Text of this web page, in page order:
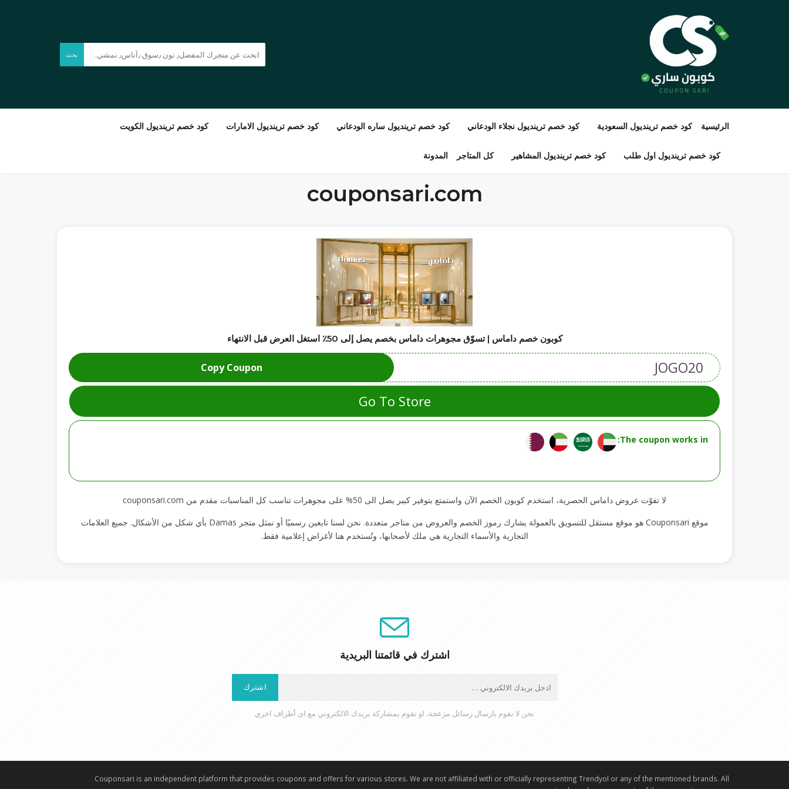
بحث
الرئيسية كود خصم ترينديول السعودية كود خصم ترينديول نجلاء الودعاني كود خصم ترينديول ساره الودعاني كود خصم ترينديول الامارات كود خصم ترينديول الكويت
كود خصم ترينديول اول طلب كود خصم ترينديول المشاهير كل المتاجر المدونة
couponsari.com
كوبون خصم داماس | تسوّق مجوهرات داماس بخصم يصل إلى 50٪ استغل العرض قبل الانتهاء
JOGO20
Copy Coupon
Go To Store
The coupon works in:
لا تفوّت عروض داماس الحصرية، استخدم كوبون الخصم الآن واستمتع بتوفير كبير يصل الى 50% على مجوهرات تناسب كل المناسبات مقدم من couponsari.com
موقع Couponsari هو موقع مستقل للتسويق بالعمولة يشارك رموز الخصم والعروض من متاجر متعددة. نحن لسنا تابعين رسميًا أو نمثل متجر Damas بأي شكل من الأشكال. جميع العلامات
التجارية والأسماء التجارية هي ملك لأصحابها، وتُستخدم هنا لأغراض إعلامية فقط.
اشترك في قائمتنا البريدية
اشترك
نحن لا نقوم بارسال رسائل مزعجة، او نقوم بمشاركة بريدك الالكتروني مع اى أطراف اخري
⁠Couponsari is an independent platform that provides coupons and offers for various stores. We are not affiliated with or officially representing Trendyol or any of the mentioned brands. All